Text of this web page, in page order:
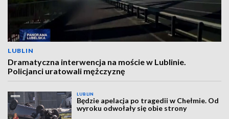
LUBLIN
Dramatyczna interwencja na moście w Lublinie.
Policjanci uratowali mężczyznę
LUBLIN
Będzie apelacja po tragedii w Chełmie. Od
wyroku odwołały się obie strony